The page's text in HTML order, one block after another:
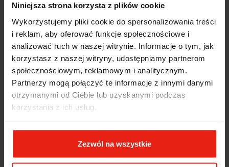
Niniejsza strona korzysta z plików cookie
Wykorzystujemy pliki cookie do spersonalizowania treści
i reklam, aby oferować funkcje społecznościowe i
analizować ruch w naszej witrynie. Informacje o tym, jak
korzystasz z naszej witryny, udostępniamy partnerom
społecznościowym, reklamowym i analitycznym.
Partnerzy mogą połączyć te informacje z innymi danymi
otrzymanymi od Ciebie lub uzyskanymi podczas
korzystania z ich usług.
Zezwól na wszystkie
Alicja zweryfikowano
5
Jestem zaskoczona, że ta paczka dotarła do mnie tak
szybko. Paczka dotarła cała i zdrowa. Szybko,
sprawnie, bez problemów. Bardzo pomocna obsługa
klienta.
dzisiaj
Magdalena
oczekiwaniami. Sprzedawca profesjonalny i godny
polecenia 👍️👍️👍️👍️👍️👍️👍️